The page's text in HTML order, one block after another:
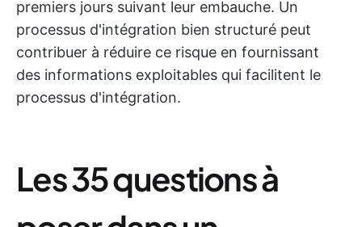
premiers jours suivant leur embauche. Un
processus d'intégration bien structuré peut
contribuer à réduire ce risque en fournissant
des informations exploitables qui facilitent le
processus d'intégration.
Les 35 questions à